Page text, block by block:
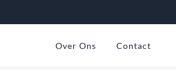
Over Ons Contact